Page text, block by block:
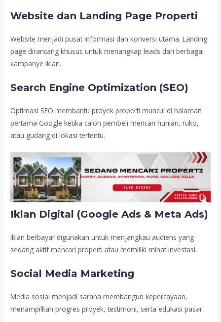
Website dan Landing Page Properti
Website menjadi pusat informasi dan konversi utama. Landing
page dirancang khusus untuk menangkap leads dari berbagai
kampanye iklan.
Search Engine Optimization (SEO)
Optimasi SEO membantu proyek properti muncul di halaman
pertama Google ketika calon pembeli mencari hunian, ruko,
atau gudang di lokasi tertentu.
Iklan Digital (Google Ads & Meta Ads)
Iklan berbayar digunakan untuk menjangkau audiens yang
sedang aktif mencari properti atau memiliki minat investasi.
Social Media Marketing
Media sosial menjadi sarana membangun kepercayaan,
menampilkan progres proyek, testimoni, serta edukasi pasar.